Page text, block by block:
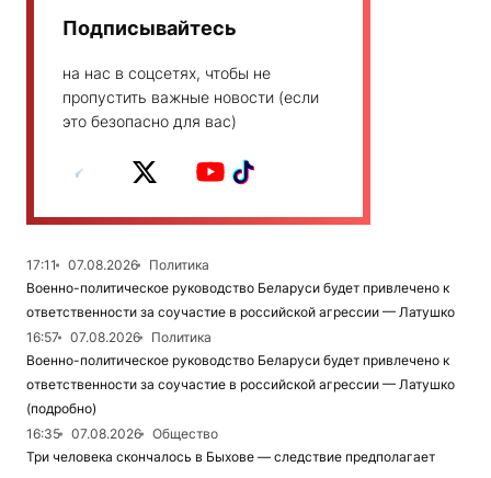
Подписывайтесь
на нас в соцсетях, чтобы не
пропустить важные новости (если
это безопасно для вас)
17:11 07.08.2026
Политика
Военно-политическое руководство Беларуси будет привлечено к
ответственности за соучастие в российской агрессии — Латушко
16:57
07.08.2026
Политика
Военно-политическое руководство Беларуси будет привлечено к
ответственности за соучастие в российской агрессии — Латушко
(подробно)
16:35
07.08.2026
Общество
Три человека скончалось в Быхове — следствие предполагает